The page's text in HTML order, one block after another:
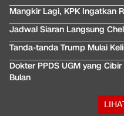
Mangkir Lagi, KPK Ingatkan
Jadwal Siaran Langsung
Tanda-tanda Trump Mulai
Dokter PPDS UGM yang
Bulan